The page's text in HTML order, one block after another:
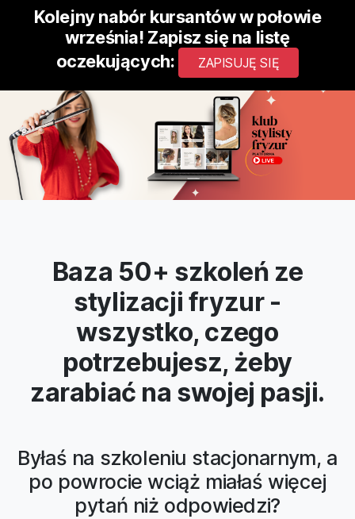
Kolejny nabór kursantów w połowie
września! Zapisz się na listę
oczekujących:
ZAPISUJĘ SIĘ
Baza 50+ szkoleń ze
stylizacji fryzur -
wszystko, czego
potrzebujesz, żeby
zarabiać na swojej pasji.
Byłaś na szkoleniu stacjonarnym, a
po powrocie wciąż miałaś więcej
pytań niż odpowiedzi?